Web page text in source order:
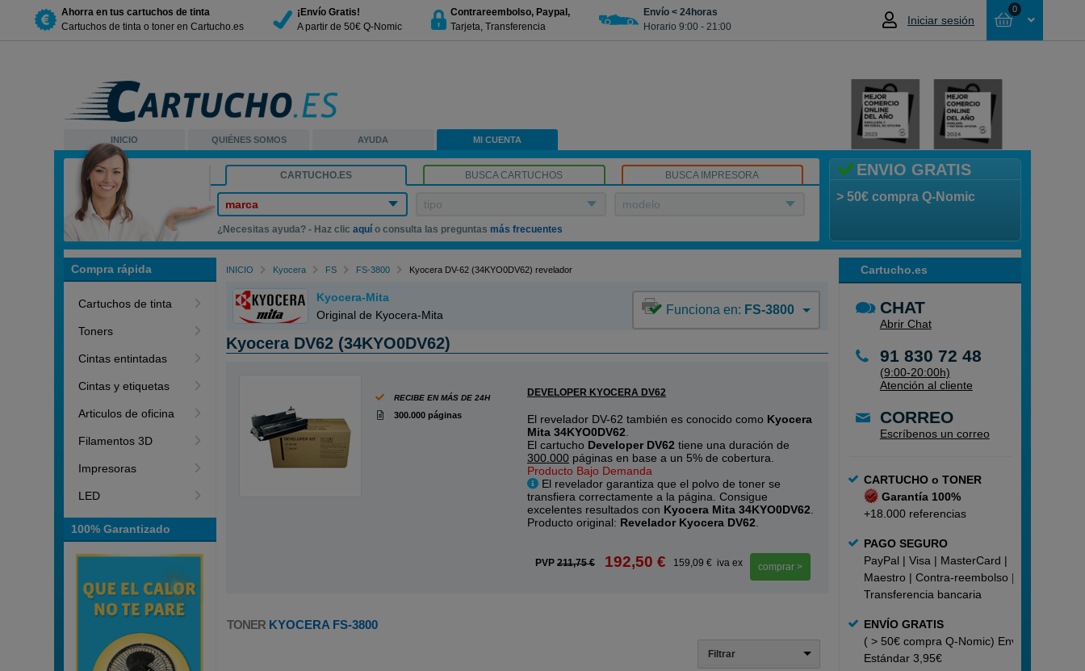
Ahorra en tus cartuchos de tinta
Cartuchos de tinta o toner en Cartucho.es
¡Envío Gratis!
A partir de 50€ Q-Nomic
Contrareembolso, Paypal,
Tarjeta, Transferencia
Envío < 24horas
Horario 9:00 - 21:00
Iniciar sesión
0
NO HAS SELECCIONADO NINGÚN
INICIO QUIÉNES SOMOS AYUDA MI CUENTA
ENVIO GRATIS
> 50€ compra Q-Nomic
CARTUCHO.ES BUSCA CARTUCHOS BUSCA IMPRESORA
marca tipo modelo
¿Necesitas ayuda? - Haz clicaquí o consulta las preguntas más frecuentes
Compra rápida
Cartuchos de tinta
Toners
Cintas entintadas
Cintas y etiquetas
Articulos de oficina
Filamentos 3D
Impresoras
LED
100% Garantizado
Cartucho.es
CHAT
Abrir Chat
91 830 72 48
(9:00-20:00h)
Atención al cliente
CORREO
Escríbenos un correo
CARTUCHO o TONER
Garantía 100%
+18.000 referencias
PAGO SEGURO
PayPal | Visa | MasterCard |
Maestro | Contra-reembolso |
Transferencia bancaria
ENVÍO GRATIS
( > 50€ compra Q-Nomic) Envío
Estándar 3,95€
INICIO Kyocera FS FS-3800 Kyocera DV-62 (34KYO0DV62) revelador
Kyocera-Mita
Original de Kyocera-Mita
Funciona en: FS-3800
Kyocera DV62 (34KYO0DV62)
RECIBE EN MÁS DE 24H
300.000 páginas
DEVELOPER KYOCERA DV62
El revelador DV-62 también es conocido como Kyocera
Mita 34KYO0DV62
El cartucho Developer DV62 tiene una duración de
300.000 páginas en base a un 5% de cobertura.
Producto Bajo Demanda
El revelador garantiza que el polvo de toner se
transfiera correctamente a la página. Consigue
excelentes resultados con Kyocera Mita 34KYO0DV62
Producto original: Revelador Kyocera DV62
PVP 211,75 € 192,50 € 159,09 € iva ex comprar >
TONER KYOCERA FS-3800
Filtrar